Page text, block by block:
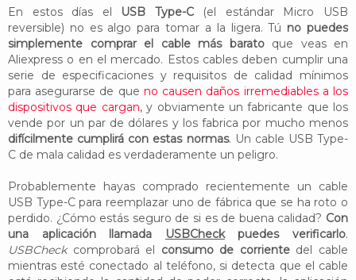
En estos días el USB Type-C(el estándar Micro USB
reversible) no es algo para tomar a la ligera. Tú no puedes
simplemente comprar el cable más baratoque veas en
Aliexpress o en el mercado. Estos cables deben cumplir una
serie de especificaciones y requisitos de calidad mínimos
para asegurarse de que no causen daños irremediables a los
dispositivos que cargan, y obviamente un fabricante que los
vende por un par de dólares y los fabrica por mucho menos
difícilmente cumplirá con estas normas. Un cable USB Type-
C de mala calidad es verdaderamente un peligro.
Probablemente hayas comprado recientemente un cable
USB Type-C para reemplazar uno de fábrica que se ha roto o
perdido. ¿Cómo estás seguro de si es de buena calidad? Con
una aplicación llamada
USBCheckpuedes verificarlo.
USBCheckcomprobará el consumo de corrientedel cable
mientras esté conectado al teléfono, si detecta que el cable